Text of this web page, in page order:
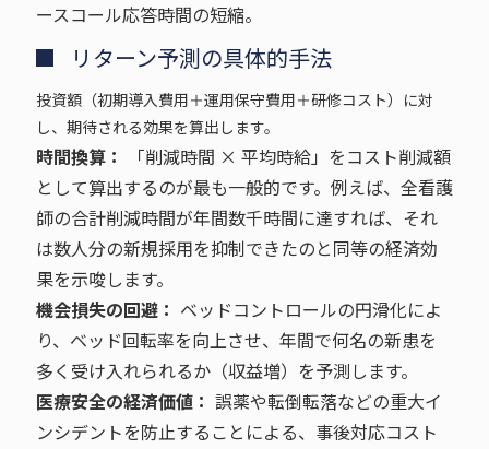
ースコール応答時間の短縮。
リターン予測の具体的手法
投資額（初期導入費用＋運用保守費用＋研修コスト）に対
し、期待される効果を算出します。
時間換算：
「削減時間 × 平均時給」をコスト削減額
として算出するのが最も一般的です。例えば、全看護
師の合計削減時間が年間数千時間に達すれば、それ
は数人分の新規採用を抑制できたのと同等の経済効
果を示唆します。
機会損失の回避： ベッドコントロールの円滑化によ
り、ベッド回転率を向上させ、年間で何名の新患を
多く受け入れられるか（収益増）を予測します。
医療安全の経済価値： 誤薬や転倒転落などの重大イ
ンシデントを防止することによる、事後対応コスト